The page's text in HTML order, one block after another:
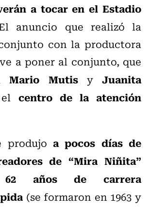
a tocar en el Estadio
anuncio que realizó la
con la productora
a poner al conjunto, que
Mario MutisyJuanita
centro de la atención
produjo a pocos días de
de “Mira Niñita”
62 años de carrera
(se formaron en 1963 y